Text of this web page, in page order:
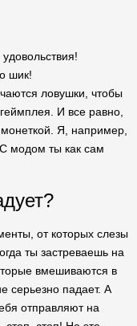
шик!
ловушки, чтобы
И все равно,
монеткой. Я, например,
модом ты как сам
от которых слезы
ты застреваешь на
вмешиваются в
серьезно падает. А
отправляют на